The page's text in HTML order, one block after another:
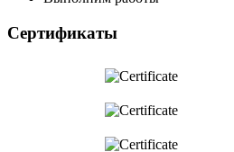
Сертификаты